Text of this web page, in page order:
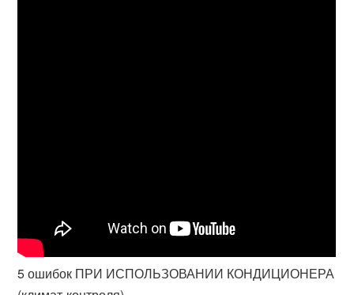
5 ошибок ПРИ ИСПОЛЬЗОВАНИИ КОНДИЦИОНЕРА